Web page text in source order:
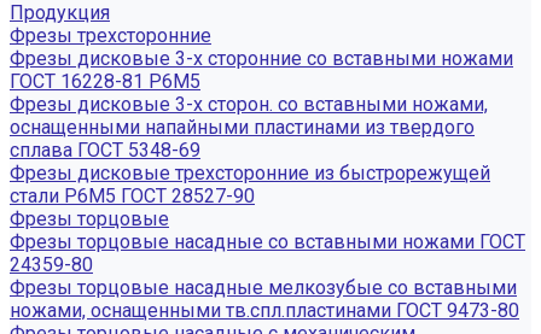
Продукция
Фрезы трехсторонние
Фрезы дисковые 3-х сторонние со вставными ножами
ГОСТ 16228-81 Р6М5
Фрезы дисковые 3-х сторон. со вставными ножами,
оснащенными напайными пластинами из твердого
сплава ГОСТ 5348-69
Фрезы дисковые трехсторонние из быстрорежущей
стали Р6М5 ГОСТ 28527-90
Фрезы торцовые
Фрезы торцовые насадные со вставными ножами ГОСТ
24359-80
Фрезы торцовые насадные мелкозубые со вставными
ножами, оснащенными тв.спл.пластинами ГОСТ 9473-80